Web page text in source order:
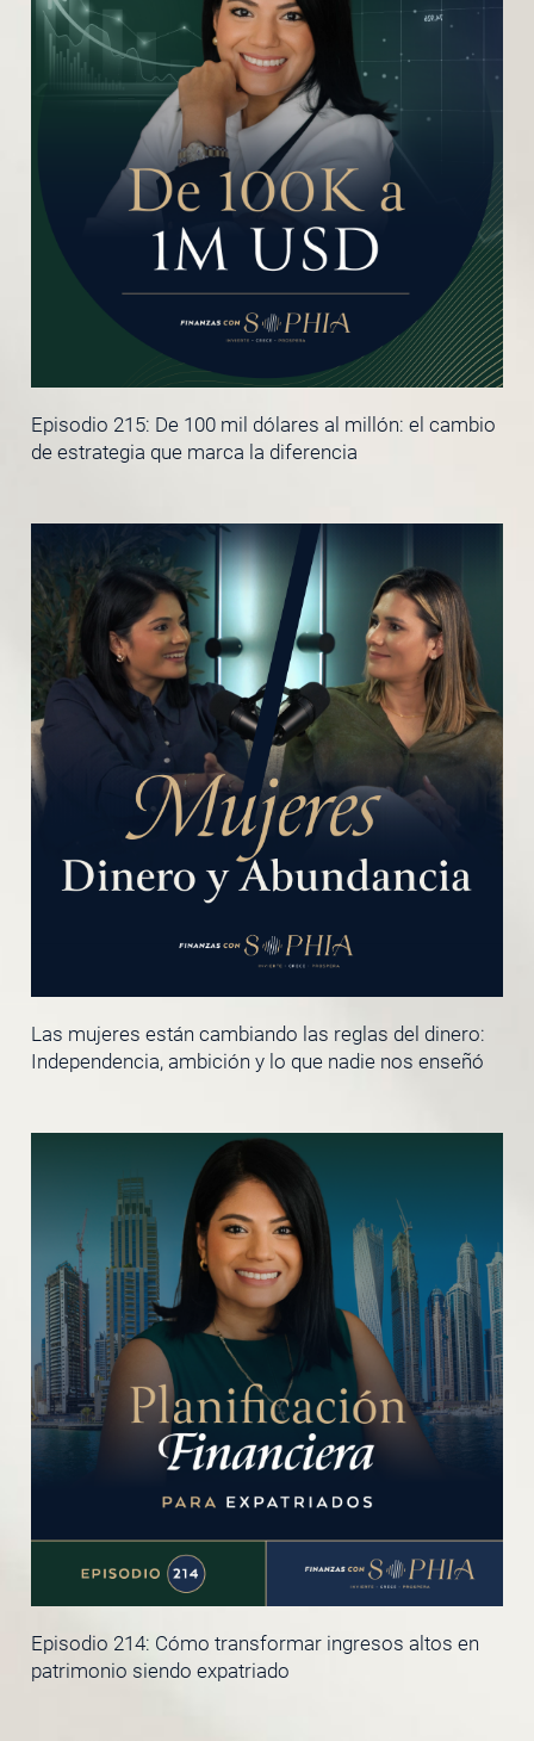
Episodio 215: De 100 mil dólares al millón: el cambio
de estrategia que marca la diferencia
Las mujeres están cambiando las reglas del dinero:
Independencia, ambición y lo que nadie nos enseñó
Episodio 214: Cómo transformar ingresos altos en
patrimonio siendo expatriado